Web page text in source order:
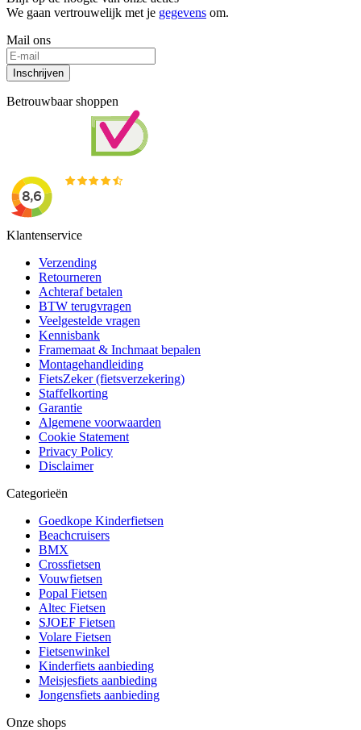
We gaan vertrouwelijk met je gegevens om.
Mail ons
Inschrijven
Betrouwbaar shoppen
Klantenservice
Verzending
Retourneren
Achteraf betalen
BTW terugvragen
Veelgestelde vragen
Kennisbank
Framemaat & Inchmaat bepalen
Montagehandleiding
FietsZeker (fietsverzekering)
Staffelkorting
Garantie
Algemene voorwaarden
Cookie Statement
Privacy Policy
Disclaimer
Categorieën
Goedkope Kinderfietsen
Beachcruisers
BMX
Crossfietsen
Vouwfietsen
Popal Fietsen
Altec Fietsen
SJOEF Fietsen
Volare Fietsen
Fietsenwinkel
Kinderfiets aanbieding
Meisjesfiets aanbieding
Jongensfiets aanbieding
Onze shops